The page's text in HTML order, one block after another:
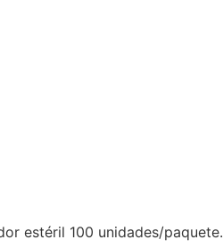
estéril 100 unidades/paquete.